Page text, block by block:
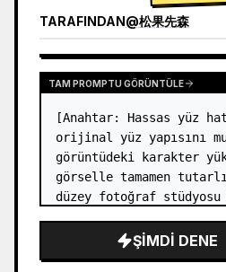
TARAFINDAN@松果先森
TAM PROMPTU GÖRÜNTÜLE
[Anahtar: Hassas yüz
orijinal yüz yapısını
görüntüdeki karakter
görselle tamamen
düzey fotoğraf stüdyosu
plan): Karakter, altın
ŞIMDI DENE